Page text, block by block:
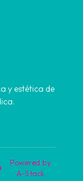
y estética de
Powered by
A-Stack